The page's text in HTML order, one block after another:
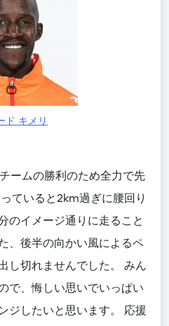
ド キメリ
ームの勝利のため全力で先
ていると 2km過ぎに腰回り
のイメージ通りに走ること
、後半の向かい風によるペ
し切れませんでした。
みん
で、悔しい思いでいっぱい
ジしたいと思います。
応援